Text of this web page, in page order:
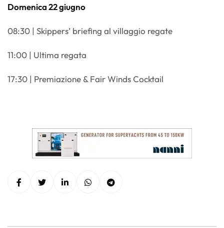
Domenica 22 giugno
08:30 | Skippers’ briefing al villaggio regate
11:00 | Ultima regata
17:30 | Premiazione & Fair Winds Cocktail